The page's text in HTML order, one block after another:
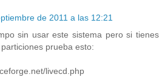
de 2011 a las 12:21
sin usar este sistema pero si tienes
prueba esto:
livecd.php